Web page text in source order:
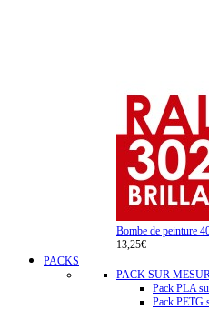
Bombe de peinture
13,25€
PACKS
PACK SUR
Pack PLA
Pack PETG